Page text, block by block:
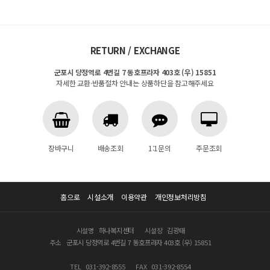
RETURN / EXCHANGE
군포시 당정역로 4번길 7 동호프라자 403호 (우) 15851
자세한 교환·반품절차 안내는 상품하단을 참고해주세요
장바구니 배송조회 1:1문의 주문조회
홈으로 시설소개 이용약관 개인정보처리방침
시설명 하나복지센터 시설장 김광태
주소
군포시 당정역로 4번길 7 동호프라자 403호 (우) 15851
TEL 031-392-8555 FAX 031-392-8554